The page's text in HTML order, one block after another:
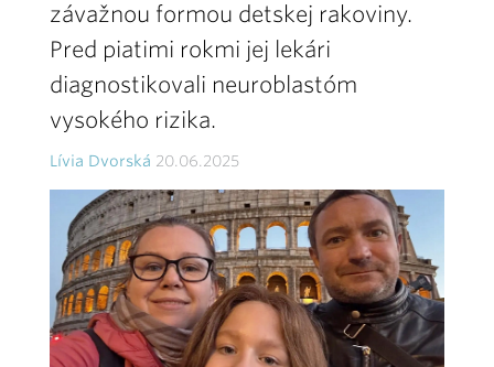
závažnou formou detskej rakoviny.
Pred piatimi rokmi jej lekári
diagnostikovali neuroblastóm
vysokého rizika.
Lívia Dvorská 20.06.2025